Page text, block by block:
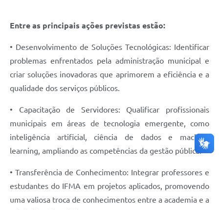
Entre as principais ações previstas estão:
• Desenvolvimento de Soluções Tecnológicas: Identificar
problemas enfrentados pela administração municipal e
criar soluções inovadoras que aprimorem a eficiência e a
qualidade dos serviços públicos.
• Capacitação de Servidores: Qualificar profissionais
municipais em áreas de tecnologia emergente, como
inteligência artificial, ciência de dados e machine
learning, ampliando as competências da gestão pública.
• Transferência de Conhecimento: Integrar professores e
estudantes do IFMA em projetos aplicados, promovendo
uma valiosa troca de conhecimentos entre a academia e a